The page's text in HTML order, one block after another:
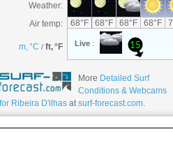
More Detailed Surf
Conditions & Webcams
for Ribeira D'ilhas at surf-forecast.com.